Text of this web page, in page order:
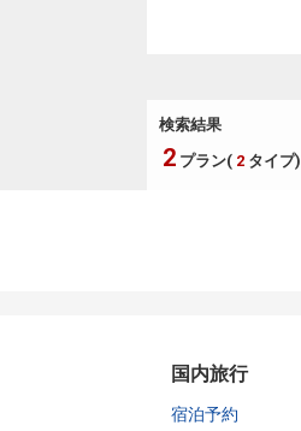
検索結果
2 プラン( 2 タイプ)
国内旅行
宿泊予約